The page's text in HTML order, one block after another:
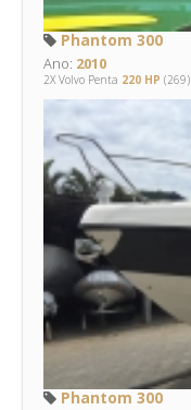
Phantom 300
Ano: 2010
2X Volvo Penta 220 HP (269)
Phantom 300